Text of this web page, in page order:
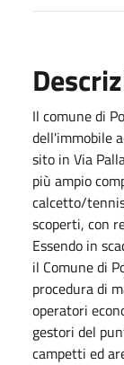
Il comune di
dell'immobile
sito in Via
più ampio
calcetto/
scoperti, con
Essendo in
il Comune di
procedura di
operatori
gestori del
campetti ed